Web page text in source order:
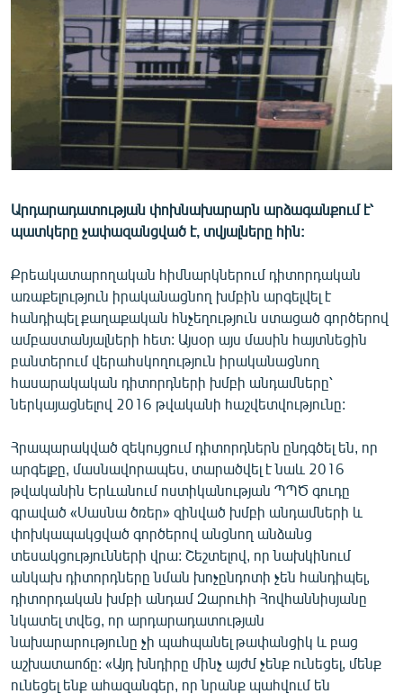
ՄԻՋԱԶԳԱՅԻՆ
ՄՇԱԿՈՒՅԹ
ՍՊՈՐՏ
ՄԵԿՆԱԲԱՆՈՒԹՅՈՒՆ
ՏՏ ԵՒ ԻՆՏԵՐՆԵՏ
ԱՐԽԻՎ
ՏԵՍԱՆՅՈՒԹԵՐ
ԲԱՆԱՎԵՃ
ՁԳՏԵԼՈՎ ԼԱՎԱԳՈՒՅՆԻՆ
ՓՈԴՔԱՍԹ
Հայերեն
Русский
ՀԵՏԵՎԵՔ ՄԵԶ
«Ազատության» բոլոր կայքերը
Արդարադատության փոխնախարարն արձագանքում է՝
պատկերը չափազանցված է, տվյալները հին:
Քրեակատարողական հիմնարկներում դիտորդական
առաքելություն իրականացնող խմբին արգելվել է
հանդիպել քաղաքական հնչեղություն ստացած գործերով
ամբաստանյալների հետ: Այսօր այս մասին հայտնեցին
բանտերում վերահսկողություն իրականացնող
հասարակական դիտորդների խմբի անդամները՝
ներկայացնելով 2016 թվականի հաշվետվությունը:
Հրապարակված զեկույցում դիտորդներն ընդգծել են, որ
արգելքը, մասնավորապես, տարածվել է նաև 2016
թվականին Երևանում ոստիկանության ՊՊԾ գուդը
գրաված «Սասնա ծռեր» զինված խմբի անդամների և
փոխկապակցված գործերով անցնող անձանց
տեսակցությունների վրա: Շեշտելով, որ նախկինում
անկախ դիտորդները նման խոչընդոտի չեն հանդիպել,
դիտորդական խմբի անդամ Զարուհի Հովհաննիսյանը
նկատել տվեց, որ արդարադատության
նախարարությունը չի պահպանել թափանցիկ և բաց
աշխատաոճը: «Այդ խնդիրը մինչ այժմ չենք ունեցել, մենք
ունեցել ենք ահազանգեր, որ նրանք պահվում են